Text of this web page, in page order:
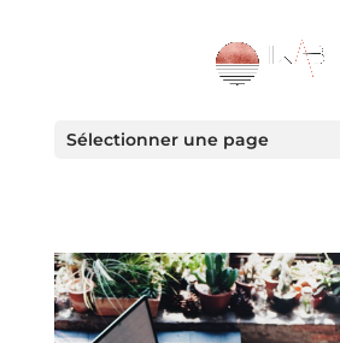
Sélectionner une page